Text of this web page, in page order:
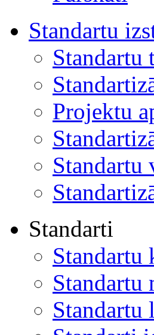
Standartu
Standartu
Projektu
Standartu
Standarti
Standartu
Standartu
Standartu